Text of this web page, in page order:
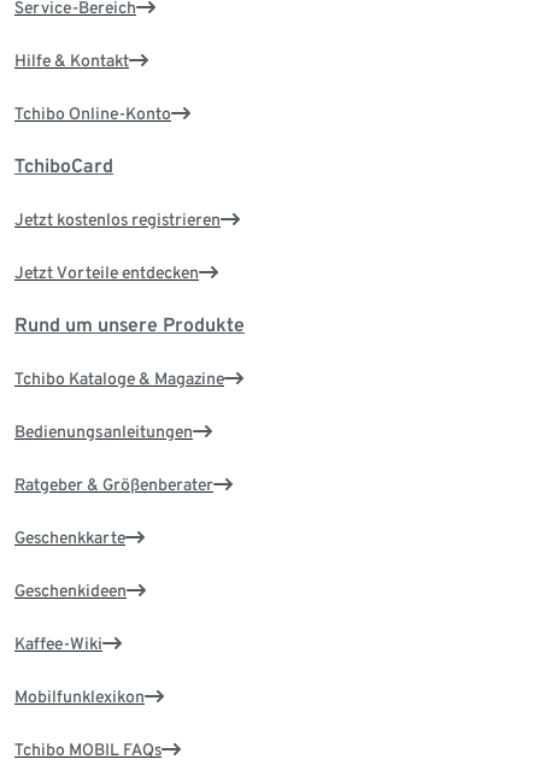
Service-Bereich
Hilfe & Kontakt
Tchibo Online-Konto
TchiboCard
Jetzt kostenlos registrieren
Jetzt Vorteile entdecken
Rund um unsere Produkte
Tchibo Kataloge & Magazine
Bedienungsanleitungen
Ratgeber & Größenberater
Geschenkkarte
Geschenkideen
Kaffee-Wiki
Mobilfunklexikon
Tchibo MOBIL FAQs